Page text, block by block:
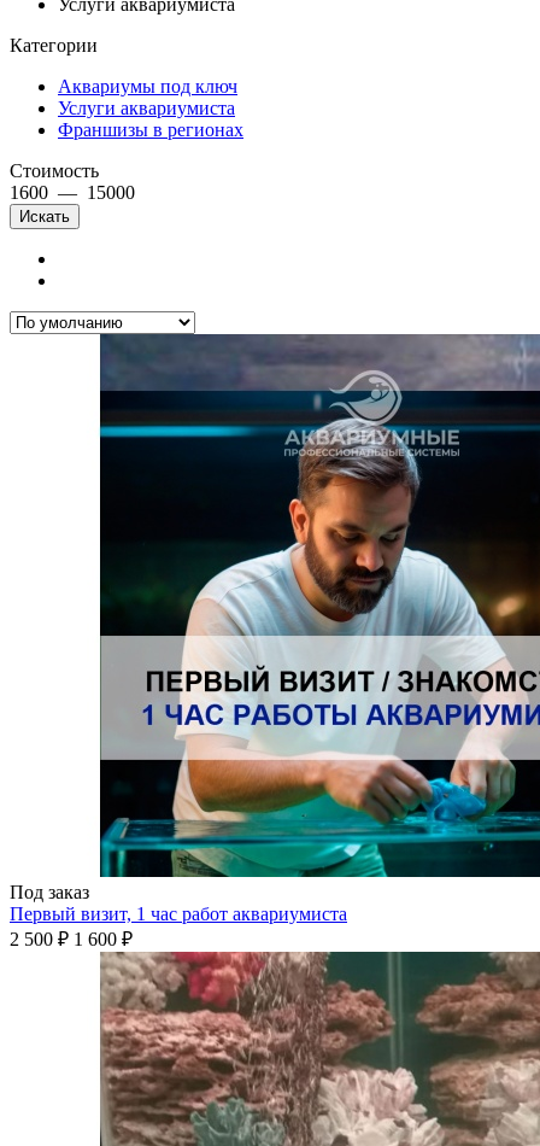
Категории
Аквариумы под ключ
Услуги аквариумиста
Франшизы в регионах
Стоимость
1600 — 15000
Искать
Под заказ
Первый визит, 1 час работ аквариумиста
2 500 ₽ 1 600 ₽